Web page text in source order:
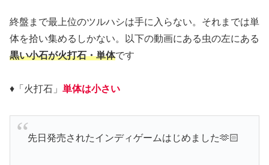
終盤まで最上位のツルハシは手に入らない。それまでは単
体を拾い集めるしかない。以下の動画にある虫の左にある
黒い小石が火打石・単体です
♦「火打石」 単体は小さい
先日発売されたインディゲームはじめました🫶🏻